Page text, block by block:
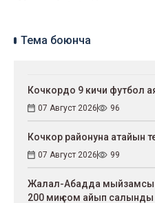
Тема боюнча
Кочкордо 9 кичи футбол
07 Август 2026 96
Кочкор районуна атайын
07 Август 2026 99
Жалал-Абадда
200 миң сом айып салынды